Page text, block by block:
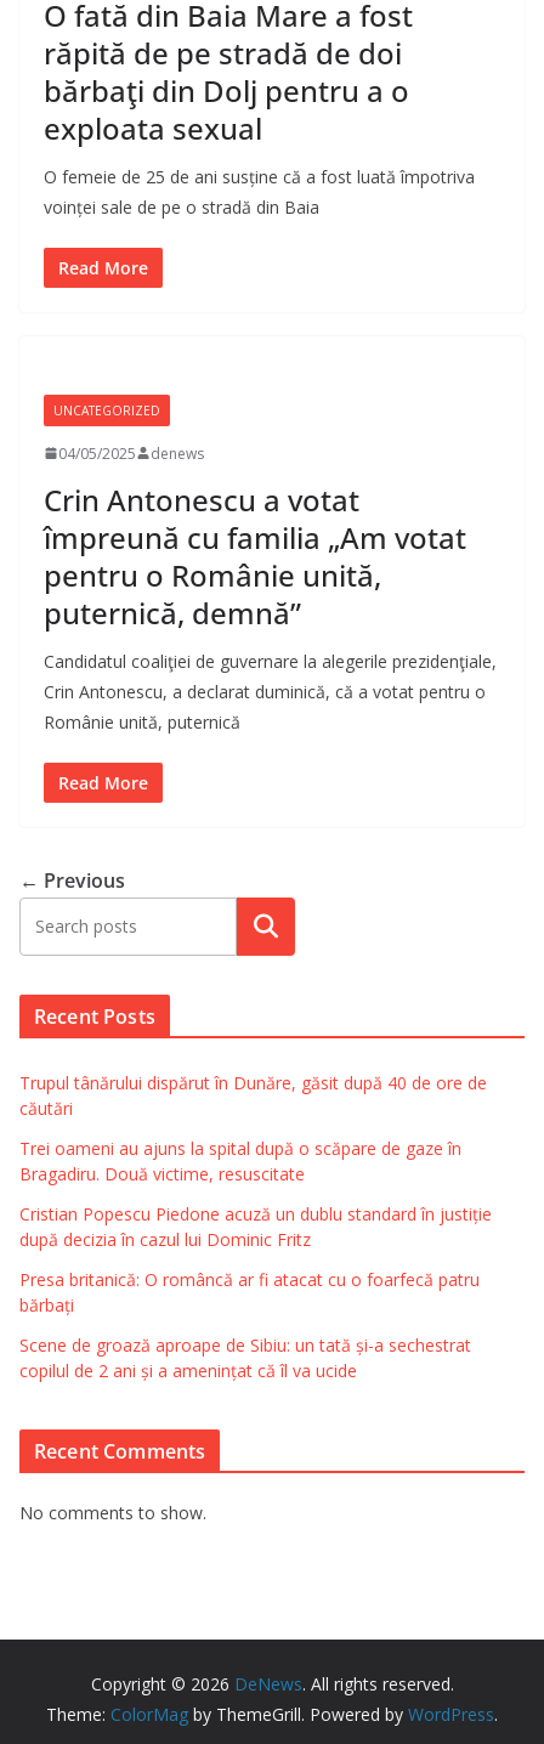
O fată din Baia Mare a fost
răpită de pe stradă de doi
bărbaţi din Dolj pentru a o
exploata sexual
O femeie de 25 de ani susține că a fost luată împotriva
voinței sale de pe o stradă din Baia
Read More
UNCATEGORIZED
04/05/2025 denews
Crin Antonescu a votat
împreună cu familia „Am votat
pentru o Românie unită,
puternică, demnă”
Candidatul coaliţiei de guvernare la alegerile prezidenţiale,
Crin Antonescu, a declarat duminică, că a votat pentru o
Românie unită, puternică
Read More
← Previous
Search
Recent Posts
Trupul tânărului dispărut în Dunăre, găsit după 40 de ore de
căutări
Trei oameni au ajuns la spital după o scăpare de gaze în
Bragadiru. Două victime, resuscitate
Cristian Popescu Piedone acuză un dublu standard în justiție
după decizia în cazul lui Dominic Fritz
Presa britanică: O româncă ar fi atacat cu o foarfecă patru
bărbați
Scene de groază aproape de Sibiu: un tată și-a sechestrat
copilul de 2 ani și a amenințat că îl va ucide
Recent Comments
No comments to show.
Copyright © 2026 DeNews. All rights reserved.
Theme: ColorMag by ThemeGrill. Powered by WordPress.